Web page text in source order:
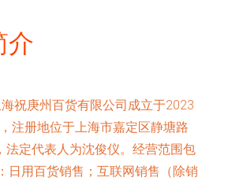
介
祝庚州百货有限公司成立于2023
注册地位于上海市嘉定区静塘路
法定代表人为沈俊仪。经营范围包
日用百货销售；互联网销售（除销